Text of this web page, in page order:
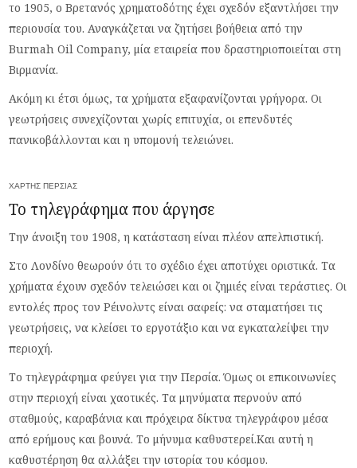
το 1905, ο Βρετανός χρηματοδότης έχει σχεδόν εξαντλήσει την
περιουσία του. Αναγκάζεται να ζητήσει βοήθεια από την
Burmah Oil Company, μία εταιρεία που δραστηριοποιείται στη
Βιρμανία.
Ακόμη κι έτσι όμως, τα χρήματα εξαφανίζονται γρήγορα. Οι
γεωτρήσεις συνεχίζονται χωρίς επιτυχία, οι επενδυτές
πανικοβάλλονται και η υπομονή τελειώνει.
ΧΆΡΤΗΣ ΠΕΡΣΊΑΣ
Το τηλεγράφημα που άργησε
Την άνοιξη του 1908, η κατάσταση είναι πλέον απελπιστική.
Στο Λονδίνο θεωρούν ότι το σχέδιο έχει αποτύχει οριστικά. Τα
χρήματα έχουν σχεδόν τελειώσει και οι ζημιές είναι τεράστιες. Οι
εντολές προς τον Ρέινολντς είναι σαφείς: να σταματήσει τις
γεωτρήσεις, να κλείσει το εργοτάξιο και να εγκαταλείψει την
περιοχή.
Το τηλεγράφημα φεύγει για την Περσία. Όμως οι επικοινωνίες
στην περιοχή είναι χαοτικές. Τα μηνύματα περνούν από
σταθμούς, καραβάνια και πρόχειρα δίκτυα τηλεγράφου μέσα
από ερήμους και βουνά. Το μήνυμα καθυστερεί.Και αυτή η
καθυστέρηση θα αλλάξει την ιστορία του κόσμου.